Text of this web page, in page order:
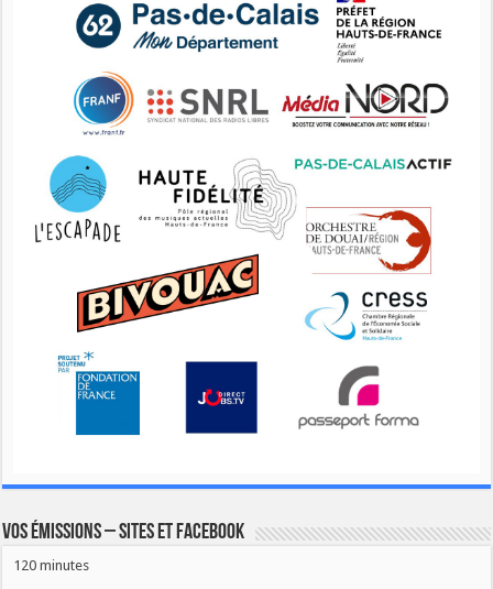
Vos émissions – Sites et Facebook
120 minutes